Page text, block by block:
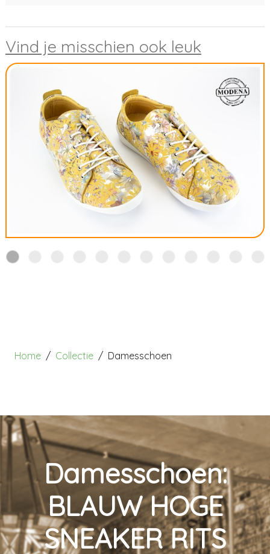
Vind je misschien ook leuk
Home Collectie Damesschoen
Damesschoen:
BLAUW HOGE
SNEAKER RITS